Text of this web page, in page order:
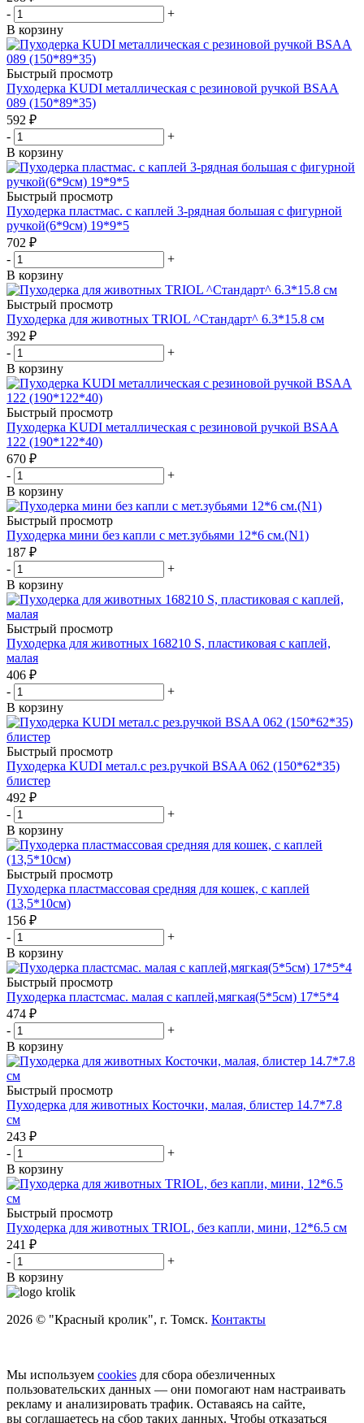
-
+
В корзину
Быстрый просмотр
Пуходерка KUDI металлическая с резиновой ручкой BSAA
089 (150*89*35)
592 ₽
-
+
В корзину
Быстрый просмотр
Пуходерка пластмас. с каплей 3-рядная большая с фигурной
ручкой(6*9см) 19*9*5
702 ₽
-
+
В корзину
Быстрый просмотр
Пуходерка для животных TRIOL ^Стандарт^ 6.3*15.8 см
392 ₽
-
+
В корзину
Быстрый просмотр
Пуходерка KUDI металлическая с резиновой ручкой BSAA
122 (190*122*40)
670 ₽
-
+
В корзину
Быстрый просмотр
Пуходерка мини без капли с мет.зубьями 12*6 см.(N1)
187 ₽
-
+
В корзину
Быстрый просмотр
Пуходерка для животных 168210 S, пластиковая с каплей,
малая
406 ₽
-
+
В корзину
Быстрый просмотр
Пуходерка KUDI метал.с рез.ручкой BSAA 062 (150*62*35)
блистер
492 ₽
-
+
В корзину
Быстрый просмотр
Пуходерка пластмассовая средняя для кошек, с каплей
(13,5*10см)
156 ₽
-
+
В корзину
Быстрый просмотр
Пуходерка пластсмас. малая с каплей,мягкая(5*5см) 17*5*4
474 ₽
-
+
В корзину
Быстрый просмотр
Пуходерка для животных Косточки, малая, блистер 14.7*7.8
см
243 ₽
-
+
В корзину
Быстрый просмотр
Пуходерка для животных TRIOL, без капли, мини, 12*6.5 см
241 ₽
-
+
В корзину
2026 © "Красный кролик", г. Томск. Контакты
Мы используем cookies для сбора обезличенных
пользовательских данных — они помогают нам настраивать
рекламу и анализировать трафик. Оставаясь на сайте,
вы соглашаетесь на сбор таких данных. Чтобы отказаться